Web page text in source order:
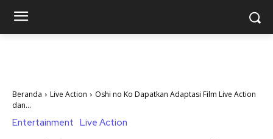
Beranda Live Action
Oshi no Ko Dapatkan Adaptasi Film Live Action
dan...
Entertainment Live Action